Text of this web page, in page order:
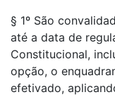
§ 1º São
até a data de
Constitucional,
opção, o
efetivado,